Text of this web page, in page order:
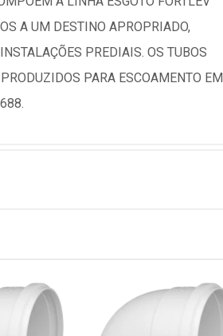
A UM DESTINO APROPRIADO,
PREDIAIS. OS TUBOS
PARA ESCOAMENTO EM